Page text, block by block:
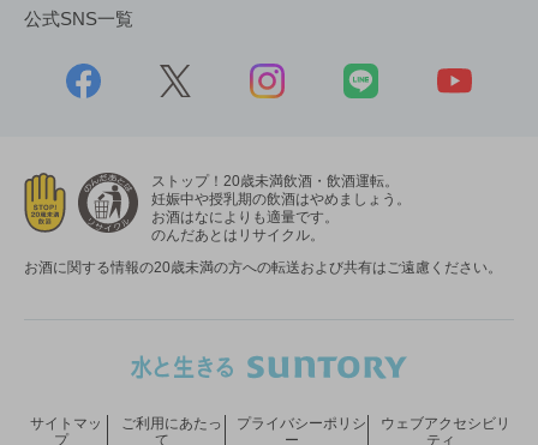
公式SNS一覧
ストップ！20歳未満飲酒・飲酒運転。
妊娠中や授乳期の飲酒はやめましょう。
お酒はなによりも適量です。
のんだあとはリサイクル。
お酒に関する情報の20歳未満の方への転送および共有はご遠慮ください。
サイトマッ
プ
ご利用にあたっ
て
プライバシーポリシ
ー
ウェブアクセシビリ
ティ